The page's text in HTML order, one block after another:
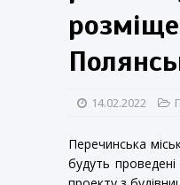
14.02.2022
Перечинська
будуть проведені